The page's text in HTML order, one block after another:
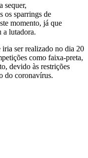
sequer,
os sparrings de
momento, já que
a lutadora.
ser realizado no dia 20
como faixa-preta,
devido às restrições
do coronavírus.